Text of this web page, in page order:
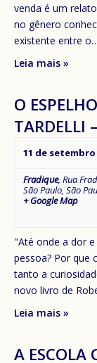
venda é um
no gênero
existente entre
Leia mais »
O
TARDELLI
11 de setembro
Fradique, Rua
São Paulo, São
+ Google Map
"Até onde a dor
pessoa? Por que
tanto a
novo livro de
Leia mais »
A ESCOLA